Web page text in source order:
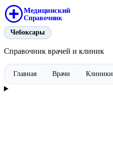
Медицинский
Справочник
Чебоксары
Справочник врачей и клиник
Главная Врачи Клиники